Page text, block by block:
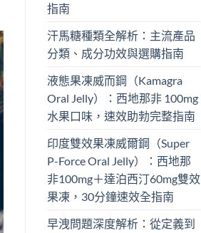
指南
汗馬糖種類全解析：主流產品
分類、成分功效與選購指南
液態果凍威而鋼（Kamagra
Oral Jelly）：西地那非 100mg​
水果口味，速效助勃完整指南
印度雙效果凍威爾鋼（Super
P-Force Oral Jelly）：西地那
非100mg＋達泊西汀60mg雙效
果凍，30分鐘速效全指南
早洩問題深度解析：從定義到